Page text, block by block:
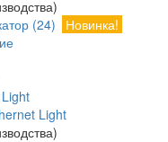
(24)
Новинка!
Light